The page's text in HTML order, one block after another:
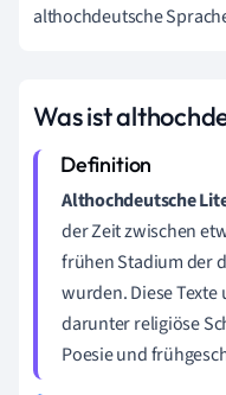
althochdeutsche
Was ist
Althochdeutsche
der Zeit zwischen
frühen Stadium der
wurden. Diese Texte
darunter religiöse
Poesie und